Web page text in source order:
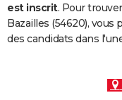
S'inscrire
Se connecter
Lycées
Collèges
Primaires
Universités
Entreprises
Service militaire
Avis de recherche
AVIS DE DÉCÈS
FORUM
est inscrit. Pour
Bazailles (54620),
des candidats dans